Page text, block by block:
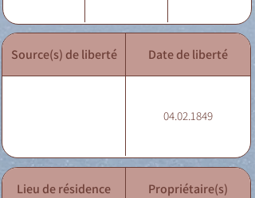
Source(s) de liberté Date de liberté
04.02.1849
Lieu de résidence Propriétaire(s)